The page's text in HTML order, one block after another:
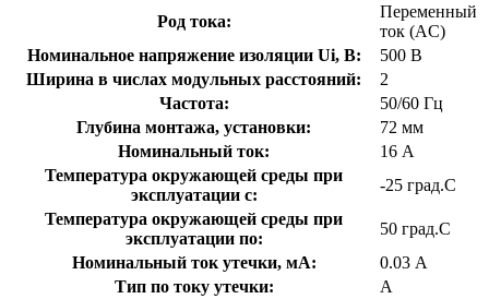
Род тока:
Переменный
ток (AC)
Номинальное напряжение изоляции Ui, В:
500 В
Ширина в числах модульных расстояний:
2
Частота:
50/60 Гц
Глубина монтажа, установки:
72 мм
Номинальный ток:
16 А
Температура окружающей среды при
эксплуатации с:
-25 град.C
Температура окружающей cреды при
эксплуатации по:
50 град.C
Номинальный ток утечки, мА:
0.03 А
Тип по току утечки:
A